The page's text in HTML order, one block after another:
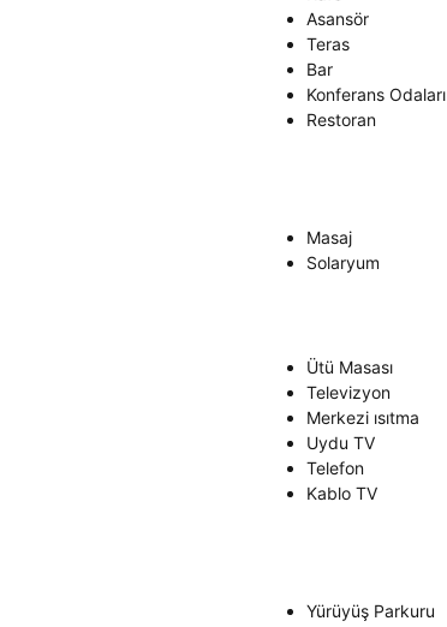
Asansör
Teras
Bar
Konferans Odaları
Restoran
Masaj
Solaryum
Ütü Masası
Televizyon
Merkezi ısıtma
Uydu TV
Telefon
Kablo TV
Yürüyüş Parkuru